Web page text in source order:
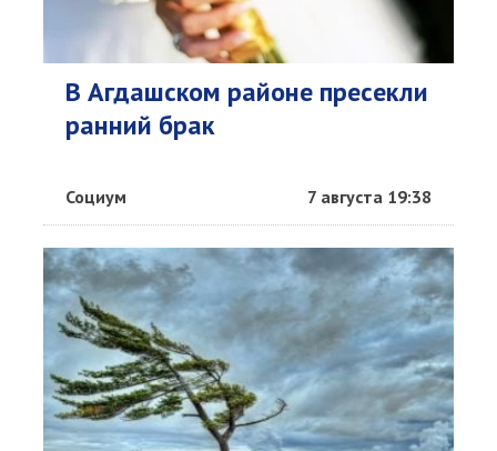
В Агдашском районе пресекли
ранний брак
Социум 7 августа 19:38